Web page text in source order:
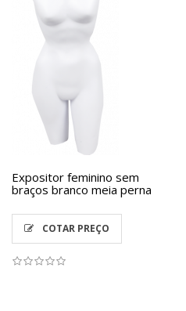
Expositor feminino sem
braços branco meia perna
COTAR PREÇO